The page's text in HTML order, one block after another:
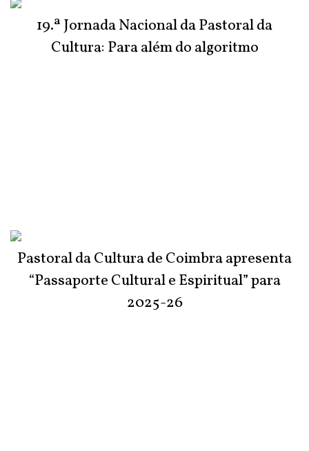
19.ª Jornada Nacional da Pastoral da
Cultura: Para além do algoritmo
Pastoral da Cultura de Coimbra apresenta
“Passaporte Cultural e Espiritual” para
2025-26